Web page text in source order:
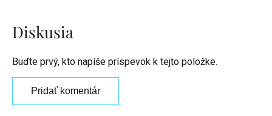
Diskusia
Buďte prvý, kto napíše príspevok k tejto položke.
Pridať komentár